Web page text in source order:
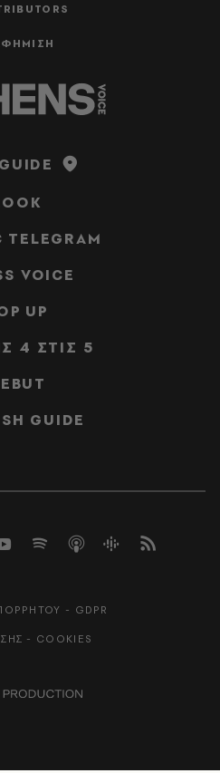
TELEGRAM
VOICE
UP
4 ΣΤΙΣ 5
GUIDE
- GDPR
- COOKIES